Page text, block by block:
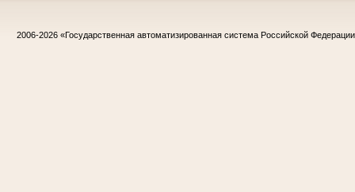
2006-2026 «Государственная автоматизированная система Российской